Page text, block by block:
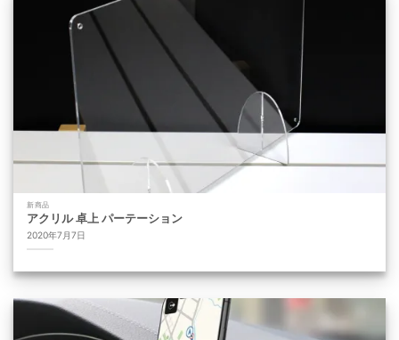
新商品
アクリル 卓上 パーテーション
2020年7月7日